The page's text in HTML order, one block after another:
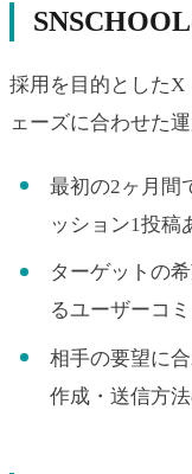
採用を目的としたX
ェーズに合わせた
最初の2ヶ月間
ッション1投稿
ターゲットの
るユーザーコ
相手の要望に
作成・送信方